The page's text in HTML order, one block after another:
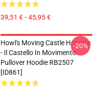
39,51 € - 45,95 €
Howl's Moving Castle Hoodies
- Il Castello In Movimento
Pullover Hoodie RB2507
[ID861]
-20%